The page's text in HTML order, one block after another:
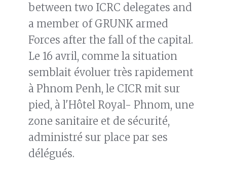
between two ICRC delegates and
a member of GRUNK armed
Forces after the fall of the capital.
Le 16 avril, comme la situation
semblait évoluer très rapidement
à Phnom Penh, le CICR mit sur
pied, à l'Hôtel Royal- Phnom, une
zone sanitaire et de sécurité,
administré sur place par ses
délégués.